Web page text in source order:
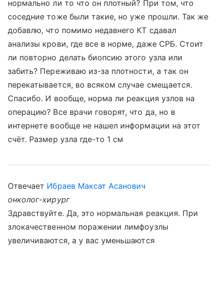
нормально ли то что он плотный? При том, что
соседние тоже были такие, но уже прошли. Так же
добавлю, что помимо недавнего КТ сдавал
анализы крови, где все в норме, даже СРБ. Стоит
ли повторно делать биопсию этого узла или
забить? Переживаю из-за плотности, а так он
перекатывается, во всяком случае смещается.
Спасибо. И вообще, норма ли реакция узлов на
операцию? Все врачи говорят, что да, но в
интернете вообще не нашел информации на этот
счёт. Размер узла где-то 1 см
Отвечает Ибраев Максат Асанович
онколог-хирург
Здравствуйте. Да, это нормальная реакция. При
злокачественном поражении лимфоузлы
увеличиваются, а у вас уменьшаются